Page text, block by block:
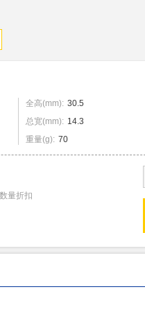
全高(mm): 30.5
总宽(mm): 14.3
重量(g): 70
量折扣